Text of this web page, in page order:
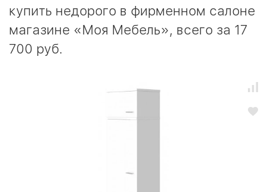
купить недорого в фирменном салоне
магазине «Моя Мебель», всего за 17
700 руб.